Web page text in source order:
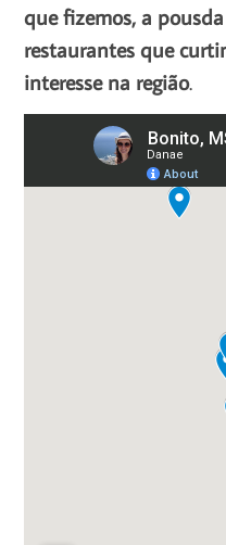
que fizemos, a
restaurantes que
interesse na região.